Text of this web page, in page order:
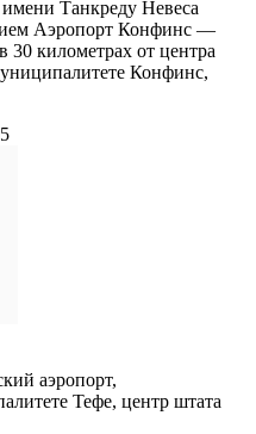
Танкреду Невеса
Аэропорт Конфинс —
30 километрах от центра
Конфинс,
аэропорт,
Тефе, центр штата